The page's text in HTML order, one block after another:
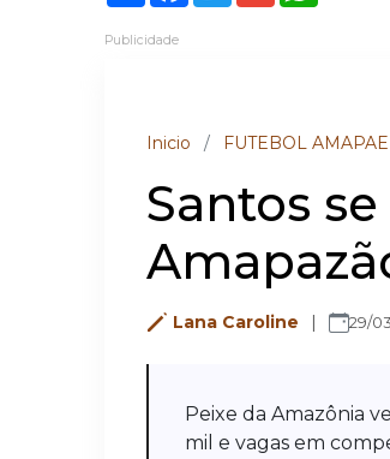
Publicidade
Inicio / FUTEBOL
Santos
Lana Caroline 29/
Peixe da Amazônia
mil e vagas em